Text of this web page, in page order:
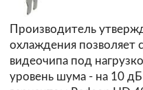
Производитель
охлаждения позволяет
видеочипа под
уровень шума - на 10